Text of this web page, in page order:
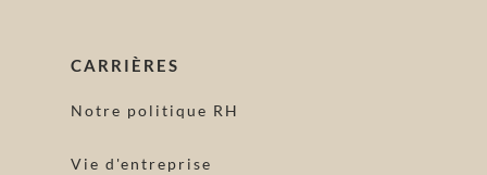
CARRIÈRES
Notre politique RH
Vie d'entreprise